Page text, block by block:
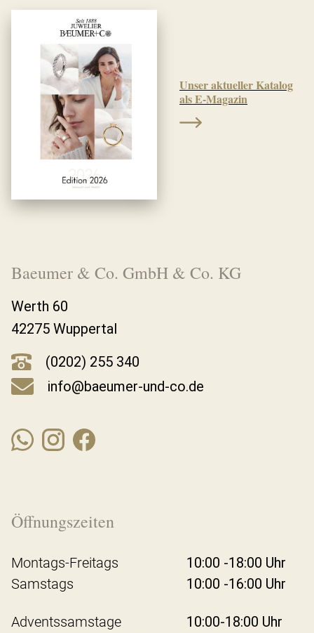
Unser aktueller Katalog
als E-Magazin
Baeumer & Co. GmbH & Co. KG
Werth 60
42275 Wuppertal
(0202) 255 340
info@baeumer-und-co.de
Öffnungszeiten
Montags-Freitags
10:00 -18:00 Uhr
Samstags
10:00 -16:00 Uhr
Adventssamstage
10:00-18:00 Uhr